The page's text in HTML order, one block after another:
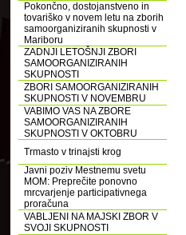
Pokončno, dostojanstveno in
tovariško v novem letu na zborih
samoorganiziranih skupnosti v
Mariboru
ZADNJI LETOŠNJI ZBORI
SAMOORGANIZIRANIH
SKUPNOSTI
ZBORI SAMOORGANIZIRANIH
SKUPNOSTI V NOVEMBRU
VABIMO VAS NA ZBORE
SAMOORGANIZIRANIH
SKUPNOSTI V OKTOBRU
Trmasto v trinajsti krog
Javni poziv Mestnemu svetu
MOM: Preprečite ponovno
mrcvarjenje participativnega
proračuna
VABLJENI NA MAJSKI ZBOR V
SVOJI SKUPNOSTI